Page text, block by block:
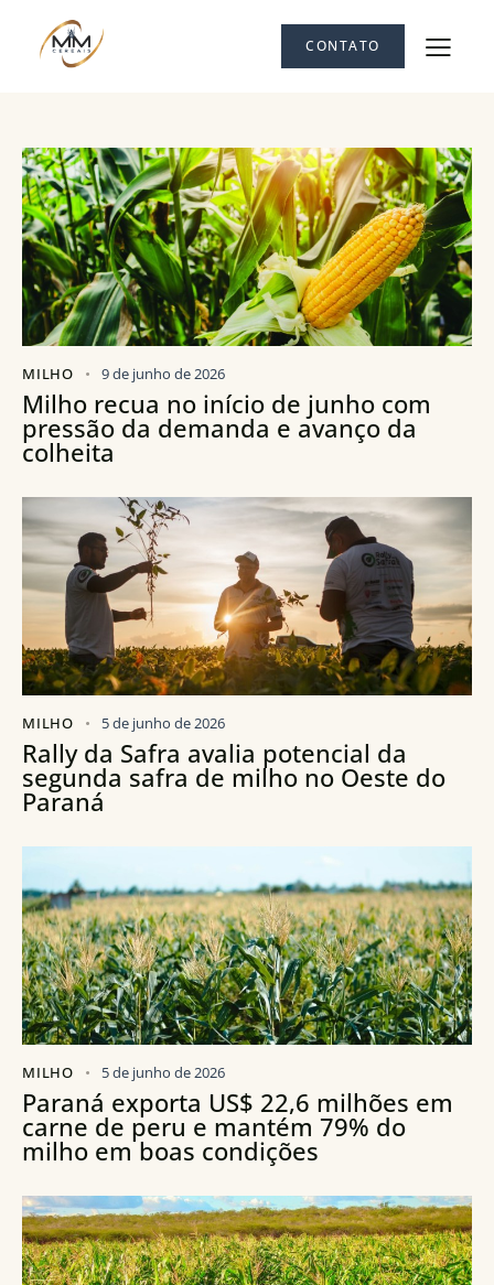
CONTATO
MILHO 9 de junho de 2026
Milho recua no início de junho com
pressão da demanda e avanço da
colheita
MILHO 5 de junho de 2026
Rally da Safra avalia potencial da
segunda safra de milho no Oeste do
Paraná
MILHO 5 de junho de 2026
Paraná exporta US$ 22,6 milhões em
carne de peru e mantém 79% do
milho em boas condições